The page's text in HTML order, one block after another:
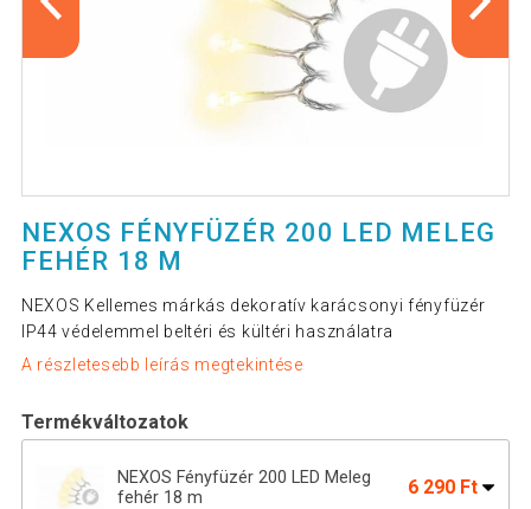
NEXOS FÉNYFÜZÉR 200 LED MELEG
FEHÉR 18 M
NEXOS Kellemes márkás dekoratív karácsonyi fényfüzér
IP44 védelemmel beltéri és kültéri használatra
A részletesebb leírás megtekintése
Termékváltozatok
NEXOS Fényfüzér 200 LED Meleg
fehér 18 m
6 290 Ft